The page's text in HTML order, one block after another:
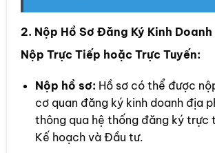
2. Nộp Hồ Sơ Đăng Ký Kinh Doanh
Nộp Trực Tiếp hoặc Trực Tuyến:
Nộp hồ sơ: Hồ sơ có thể được
cơ quan đăng ký kinh doanh địa
thông qua hệ thống đăng ký trực
Kế hoạch và Đầu tư.